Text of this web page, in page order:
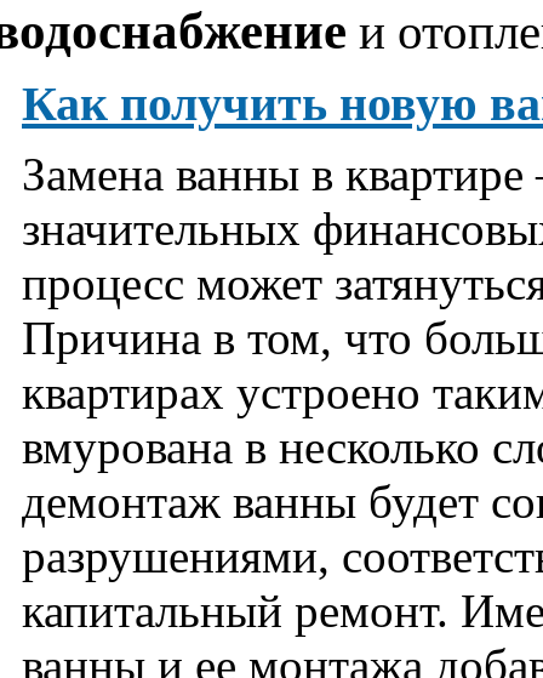
и
Как получить новую
Замена ванны в
значительных
процесс может
Причина в том, что
квартирах устроено
вмурована в несколько
демонтаж ванны будет
разрушениями,
капитальный ремонт.
ванны и ее монтажа